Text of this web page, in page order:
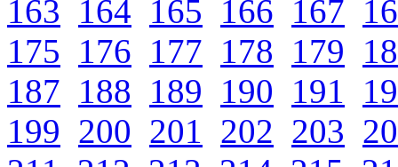
163 164 165 166 167
175 176 177 178 179
187 188 189 190 191
199 200 201 202 203